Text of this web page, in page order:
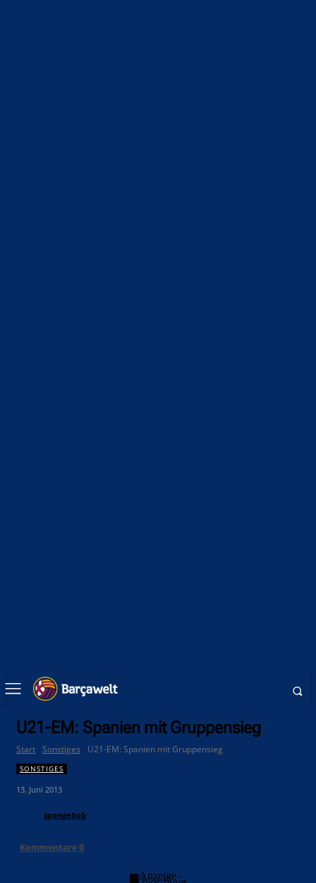
U21-EM: Spanien mit Gruppensieg
Start Sonstiges U21-EM: Spanien mit Gruppensieg
SONSTIGES
13. Juni 2013
spongebob
Kommentare0
- Anzeige -